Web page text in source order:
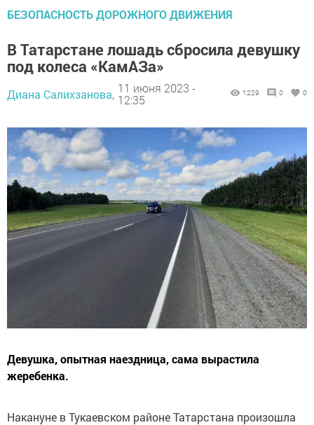
БЕЗОПАСНОСТЬ ДОРОЖНОГО ДВИЖЕНИЯ
В Татарстане лошадь сбросила девушку
под колеса «КамАЗа»
Диана Салихзанова, 11 июня 2023 -
12:35
1229 0 0
Девушка, опытная наездница, сама вырастила
жеребенка.
Накануне в Тукаевском районе Татарстана произошла